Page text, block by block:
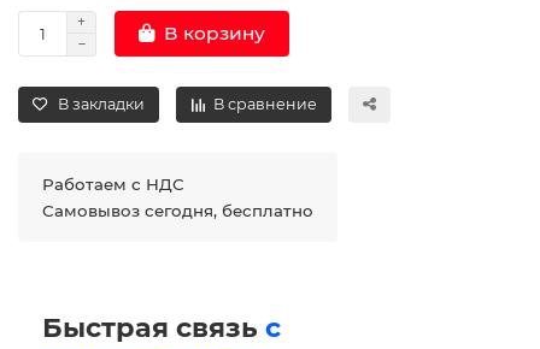
В корзину
В закладки В сравнение
Работаем с НДС
Самовывоз сегодня, бесплатно
Быстрая связь с